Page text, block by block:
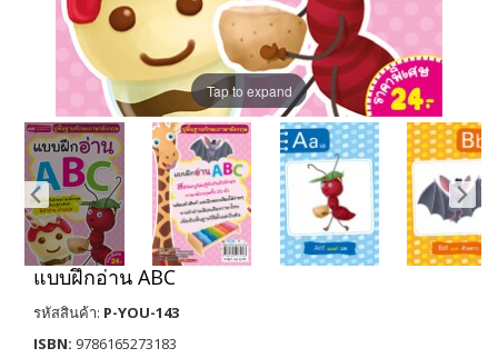
Tap to expand
แบบฝึกอ่าน ABC
รหัสสินค้า: P-YOU-143
ISBN: 9786165273183